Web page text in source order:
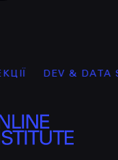
DEV & DATA